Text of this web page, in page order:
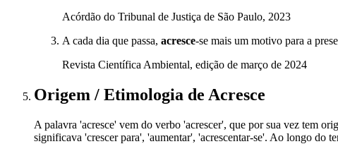
Acórdão do Tribunal de Justiça de São Paulo, 2023
A cada dia que passa, acresce-se mais um motivo para a
Revista Científica Ambiental, edição de março de 2024
Origem / Etimologia de Acresce
A palavra 'acresce' vem do verbo 'acrescer', que por sua vez tem
significava 'crescer para', 'aumentar', 'acrescentar-se'. Ao longo do